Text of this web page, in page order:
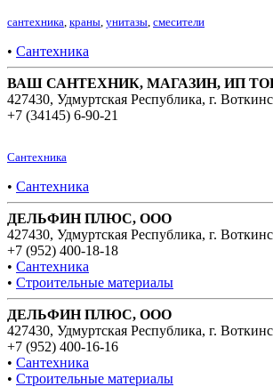
сантехника, краны, унитазы, смесители
• Сантехника
ВАШ САНТЕХНИК, МАГАЗИН, ИП
427430, Удмуртская Республика, г.
+7 (34145) 6-90-21
Сантехника
• Сантехника
ДЕЛЬФИН ПЛЮС, ООО
427430, Удмуртская Республика, г.
+7 (952) 400-18-18
• Сантехника
• Строительные материалы
ДЕЛЬФИН ПЛЮС, ООО
427430, Удмуртская Республика, г.
+7 (952) 400-16-16
• Сантехника
• Строительные материалы